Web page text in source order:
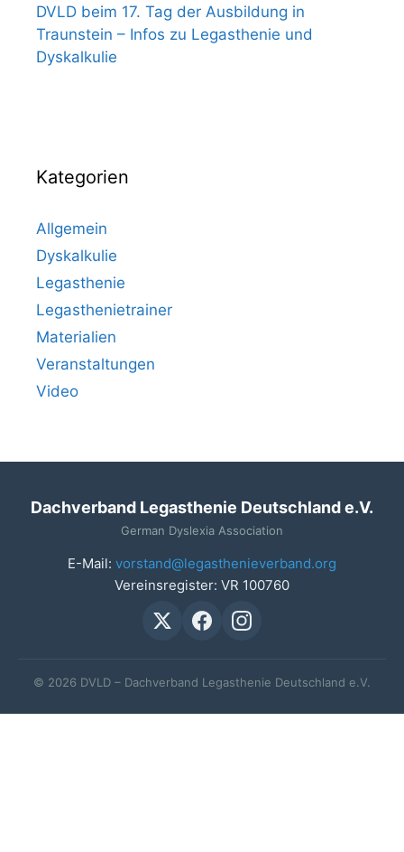
DVLD beim 17. Tag der Ausbildung in
Traunstein – Infos zu Legasthenie und
Dyskalkulie
Kategorien
Allgemein
Dyskalkulie
Legasthenie
Legasthenietrainer
Materialien
Veranstaltungen
Video
Dachverband Legasthenie Deutschland e.V.
German Dyslexia Association
E-Mail: vorstand@legasthenieverband.org
Vereinsregister: VR 100760
© 2026 DVLD – Dachverband Legasthenie Deutschland e.V.